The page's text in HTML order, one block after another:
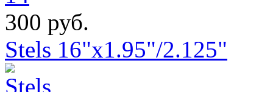
300 руб.
Stels 16"x1.95"/2.125"